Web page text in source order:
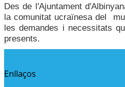
Des de l'Ajuntament
la comunitat ucraïnesa del
les demandes i necessitats
presents.
Enllaços